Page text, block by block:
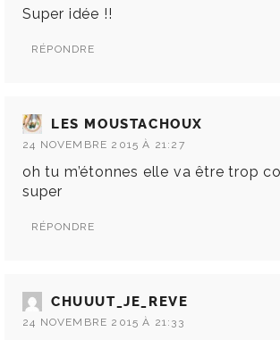
Super idée !!
RÉPONDRE
LES MOUSTACHOUX
24 NOVEMBRE 2015 À 21:27
oh tu m’étonnes elle va être trop
super
RÉPONDRE
CHUUUT_JE_REVE
24 NOVEMBRE 2015 À 21:33